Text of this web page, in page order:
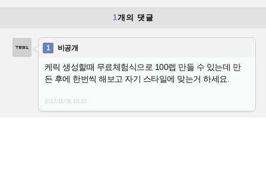
1개의 댓글
1 비공개
케릭 생성할때 무료체험식으로 100렙 만들 수 있는데 만
든 후에 한번씩 해보고 자기 스타일에 맞는거 하세요.
2017/11/08 15:12